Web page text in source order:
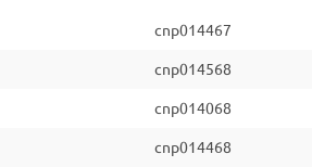
cnp014467
cnp014568
cnp014068
cnp014468